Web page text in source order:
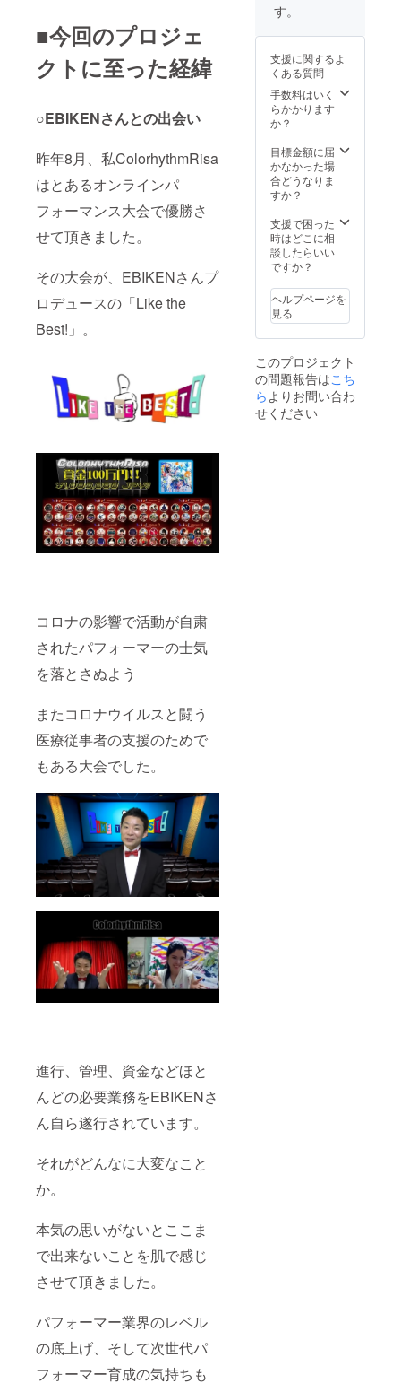
■今回のプロジェ
クトに至った経緯
○EBIKENさんとの出会い
昨年8月、私ColorhythmRisa
はとあるオンラインパ
フォーマンス大会で優勝さ
せて頂きました。
その大会が、EBIKENさんプ
ロデュースの「Like the
Best!」。
コロナの影響で活動が自粛
されたパフォーマーの士気
を落とさぬよう
またコロナウイルスと闘う
医療従事者の支援のためで
もある大会でした。
進行、管理、資金などほと
んどの必要業務をEBIKENさ
ん自ら遂行されています。
それがどんなに大変なこと
か。
本気の思いがないとここま
で出来ないことを肌で感じ
させて頂きました。
パフォーマー業界のレベル
の底上げ、そして次世代パ
フォーマー育成の気持ちも
などは
ちらで
準備で
きま
す。 ・
交通費
県から
の交通
費)。 ・
オンラ
のパ
フォー
マンス
も可
出来上
がった
作品は
お渡し
す。 ・
日程は
購入後
の調整
になり
す。
支援に関するよ
くある質問
手数料はいく
らかかります
か？
目標金額に届
かなかった場
合どうなりま
すか？
支援で困った
時はどこに相
談したらいい
ですか？
ヘルプページを
見る
このプロジェクト
の問題報告はこち
ら よりお問い合わ
せください